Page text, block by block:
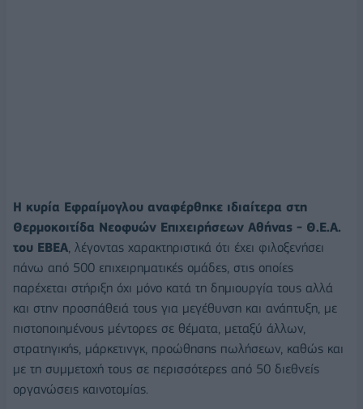
Η κυρία Εφραίμογλου αναφέρθηκε ιδιαίτερα στη
Θερμοκοιτίδα Νεοφυών Επιχειρήσεων Αθήνας - Θ.Ε.Α.
του ΕΒΕΑ, λέγοντας χαρακτηριστικά ότι έχει φιλοξενήσει
πάνω από 500 επιχειρηματικές ομάδες, στις οποίες
παρέχεται στήριξη όχι μόνο κατά τη δημιουργία τους αλλά
και στην προσπάθειά τους για μεγέθυνση και ανάπτυξη, με
πιστοποιημένους μέντορες σε θέματα, μεταξύ άλλων,
στρατηγικής, μάρκετινγκ, προώθησης πωλήσεων, καθώς και
με τη συμμετοχή τους σε περισσότερες από 50 διεθνείς
οργανώσεις καινοτομίας.